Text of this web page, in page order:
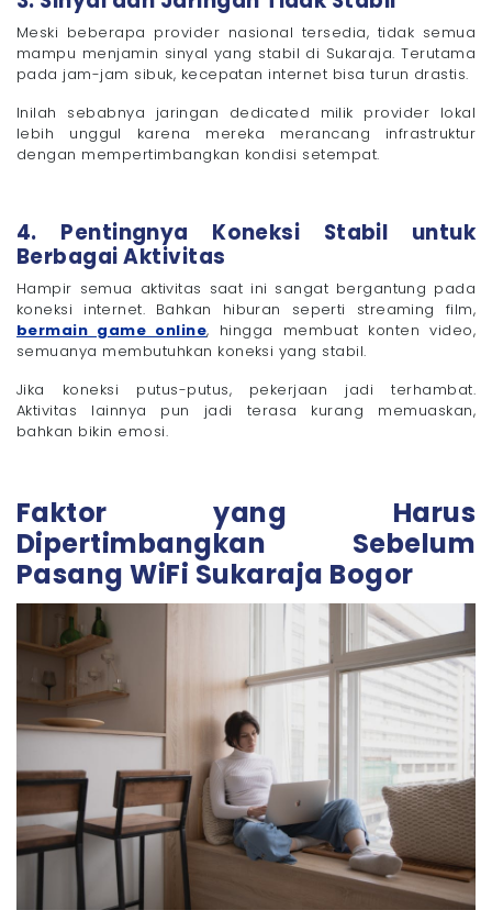
Meski beberapa provider nasional tersedia, tidak semua
mampu menjamin sinyal yang stabil di Sukaraja. Terutama
pada jam-jam sibuk, kecepatan internet bisa turun drastis.
Inilah sebabnya jaringan dedicated milik provider lokal
lebih unggul karena mereka merancang infrastruktur
dengan mempertimbangkan kondisi setempat.
4. Pentingnya Koneksi Stabil untuk
Berbagai Aktivitas
Hampir semua aktivitas saat ini sangat bergantung pada
koneksi internet. Bahkan hiburan seperti streaming film,
bermain game online, hingga membuat konten video,
semuanya membutuhkan koneksi yang stabil.
Jika koneksi putus-putus, pekerjaan jadi terhambat.
Aktivitas lainnya pun jadi terasa kurang memuaskan,
bahkan bikin emosi.
Faktor yang Harus
Dipertimbangkan Sebelum
Pasang WiFi Sukaraja Bogor